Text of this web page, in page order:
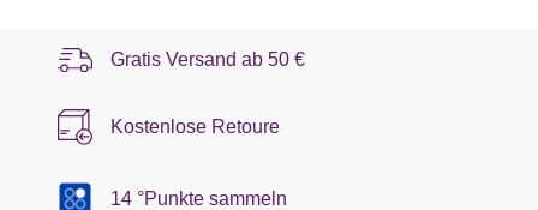
Gratis Versand ab 50 €
Kostenlose Retoure
14 °Punkte sammeln